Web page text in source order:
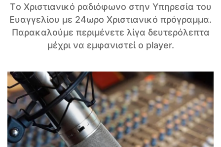
Tο Χριστιανικό ραδιόφωνο στην Υπηρεσία του
Ευαγγελίου με 24ωρο Χριστιανικό πρόγραμμα.
Παρακαλούμε περιμένετε λίγα δευτερόλεπτα
μέχρι να εμφανιστεί ο player.